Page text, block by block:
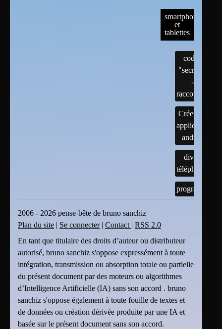
smartphones
et
tablettes
codes
"secrets"
-
raccourcis
Créer une
application
android
divers
téléphones
programmes
2006 - 2026 pense-bête de bruno sanchiz
Plan du site | Se connecter| Contact | RSS 2.0
En tant que titulaire des droits d’auteur ou distributeur
autorisé, bruno sanchiz s'oppose expressément à toute
intégration, transmission ou absorption totale ou partielle
du présent document par des moteurs ou algorithmes
d’Intelligence Artificielle (IA) sans son accord . bruno
sanchiz s'oppose également à toute fouille de textes et
de données ou création dérivée produite par une IA et
basée sur le présent document sans son accord.